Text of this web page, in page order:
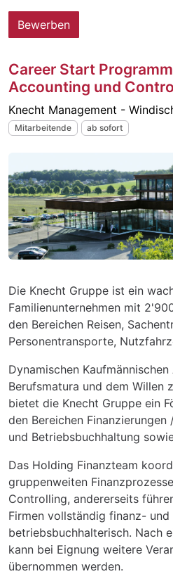
Bewerben
Career Start
Accounting und
Knecht Management -
Mitarbeitende ab sofort
Die Knecht Gruppe ist ein
Familienunternehmen mit
den Bereichen Reisen,
Personentransporte,
Dynamischen
Berufsmatura und dem Willen
bietet die Knecht Gruppe ein
den Bereichen Finanzierungen
und Betriebsbuchhaltung
Das Holding Finanzteam
gruppenweiten
Controlling, andererseits
Firmen vollständig finanz- und
betriebsbuchhalterisch. Nach
kann bei Eignung weitere
übernommen werden.